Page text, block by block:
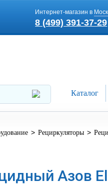
Интернет-магазин в
8 (499) 391-37-29
Каталог
> Рециркуляторы >
Азов